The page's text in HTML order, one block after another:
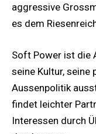
aggressive
es dem
Soft Power ist die
seine Kultur, seine
Aussenpolitik
findet leichter
Interessen durch